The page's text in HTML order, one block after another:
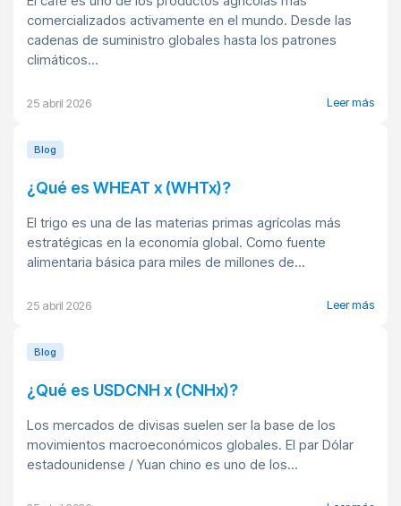
comercializados activamente en el mundo. Desde las
cadenas de suministro globales hasta los patrones
climáticos...
25 abril 2026 Leer más
Blog
¿Qué es WHEAT x (WHTx)?
El trigo es una de las materias primas agrícolas más
estratégicas en la economía global. Como fuente
alimentaria básica para miles de millones de...
25 abril 2026 Leer más
Blog
¿Qué es USDCNH x (CNHx)?
Los mercados de divisas suelen ser la base de los
movimientos macroeconómicos globales. El par Dólar
estadounidense / Yuan chino es uno de los...